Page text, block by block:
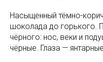
Насыщенный тёмно-
шоколада до горького.
чёрного: нос, веки и
чёрные. Глаза —